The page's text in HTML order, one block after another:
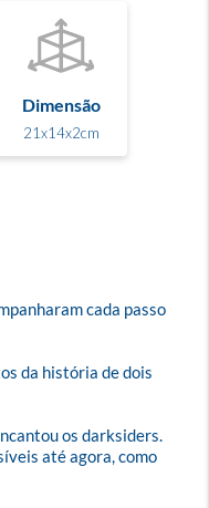
Dimensão
21x14x2cm
cada passo
da história de dois
os darksiders.
até agora, como